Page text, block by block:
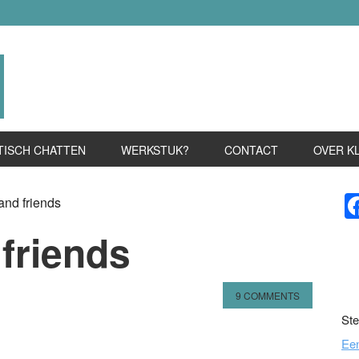
CHATTEN WERKSTUK? CONTACT OVER
friends
9 COMMENTS